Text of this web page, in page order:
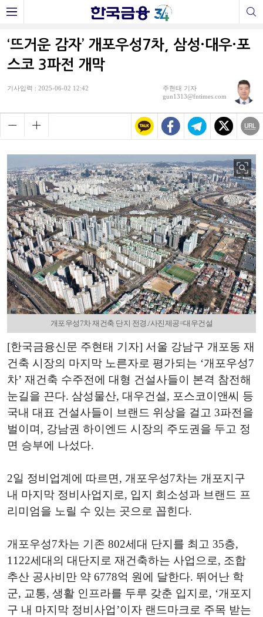
‘뜨거운 감자’ 개포우성7차, 삼성·대우·포
스코 3파전 개막
기사입력 : 2025-06-02 12:42
주현태 기자
gun1313@fntimes.com
개포우성7차 재건축 단지 전경./사진제공=대우건설
[한국금융신문 주현태 기자] 서울 강남구 개포동 재
건축 시장의 마지막 노른자로 평가되는 ‘개포우성7
차’ 재건축 수주전에 대형 건설사들이 본격 참전해
눈길을 끈다. 삼성물산, 대우건설, 포스코이앤씨 등
국내 대표 건설사들이 브랜드 위상을 걸고 3파전을
벌이며, 강남권 하이엔드 시장의 주도권을 두고 정
면 승부에 나섰다.
2일 정비업계에 따르면, 개포우성7차는 개포지구
내 마지막 정비사업지로, 입지 희소성과 브랜드 프
리미엄을 노릴 수 있는 곳으로 꼽힌다.
개포우성7차는 기존 802세대 단지를 최고 35층,
1122세대의 대단지로 재건축하는 사업으로, 조합
추산 공사비만 약 6778억 원에 달한다. 뛰어난 학
군, 교통, 생활 인프라를 두루 갖춘 입지로, ‘개포지
구 내 마지막 정비사업’이자 랜드마크로 주목 받는